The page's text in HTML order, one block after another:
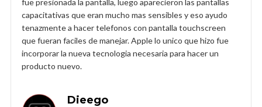
capacitativas que eran mucho mas sensibles y eso ayudo
tenazmente a hacer telefonos con pantalla touchscreen
que fueran faciles de manejar. Apple lo unico que hizo fue
incorporar la nueva tecnologia necesaria para hacer un
producto nuevo.
Dieego